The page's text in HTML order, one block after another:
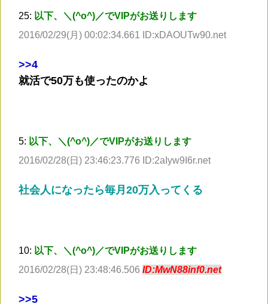
25: 以下、＼(^o^)／でVIPがお送りします
2016/02/29(月) 00:02:34.661 ID:xDAOUTw90.net
>>4
就活で50万も使ったのかよ
5: 以下、＼(^o^)／でVIPがお送りします
2016/02/28(日) 23:46:23.776 ID:2aIyw9I6r.net
社会人になったら毎月20万入ってくる
10: 以下、＼(^o^)／でVIPがお送りします
2016/02/28(日) 23:48:46.506 ID:MwN88inf0.net
>>5